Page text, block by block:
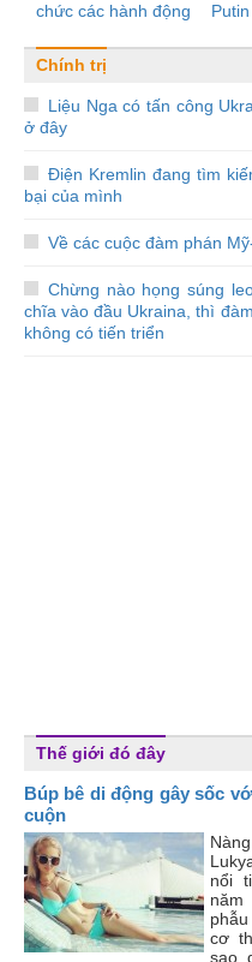
chức các hành động
Chính trị
Liệu Nga có tấn công
ở đây
Điện Kremlin đang tìm
bại của mình
Về các cuộc đàm phán
Chừng nào họng súng
chĩa vào đầu Ukraina, thì
không có tiến triển
Thế giới đó đây
Búp bê di động gây sốc
cuộn
nổi
cơ
sao